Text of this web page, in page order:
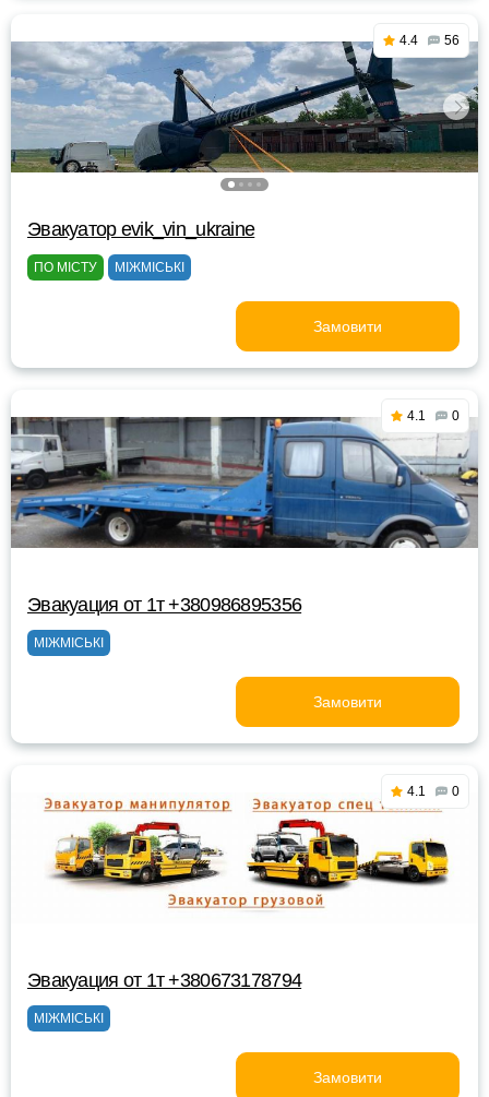
4.4 56
Эвакуатор evik_vin_ukraine
ПО МІСТУ МІЖМІСЬКІ
Замовити
4.1 0
Эвакуация от 1т +380986895356
МІЖМІСЬКІ
Замовити
4.1 0
Эвакуация от 1т +380673178794
МІЖМІСЬКІ
Замовити